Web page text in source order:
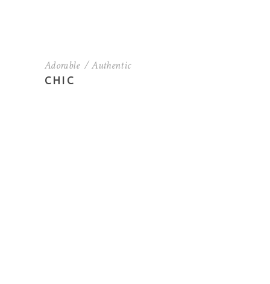
Adorable Authentic
CHIC